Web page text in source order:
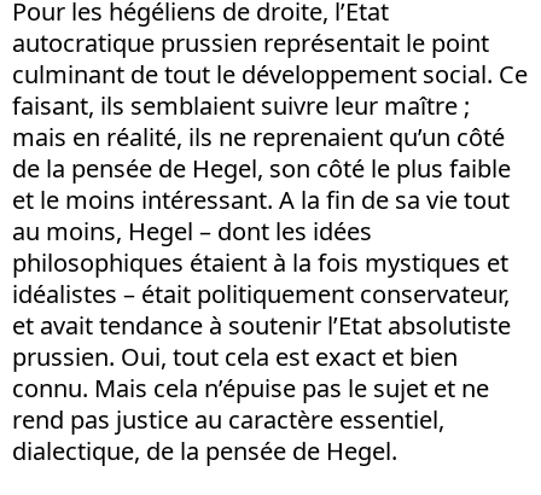
Pour les hégéliens de droite, l’Etat
autocratique prussien représentait le point
culminant de tout le développement social. Ce
faisant, ils semblaient suivre leur maître ;
mais en réalité, ils ne reprenaient qu’un côté
de la pensée de Hegel, son côté le plus faible
et le moins intéressant. A la fin de sa vie tout
au moins, Hegel – dont les idées
philosophiques étaient à la fois mystiques et
idéalistes – était politiquement conservateur,
et avait tendance à soutenir l’Etat absolutiste
prussien. Oui, tout cela est exact et bien
connu. Mais cela n’épuise pas le sujet et ne
rend pas justice au caractère essentiel,
dialectique, de la pensée de Hegel.